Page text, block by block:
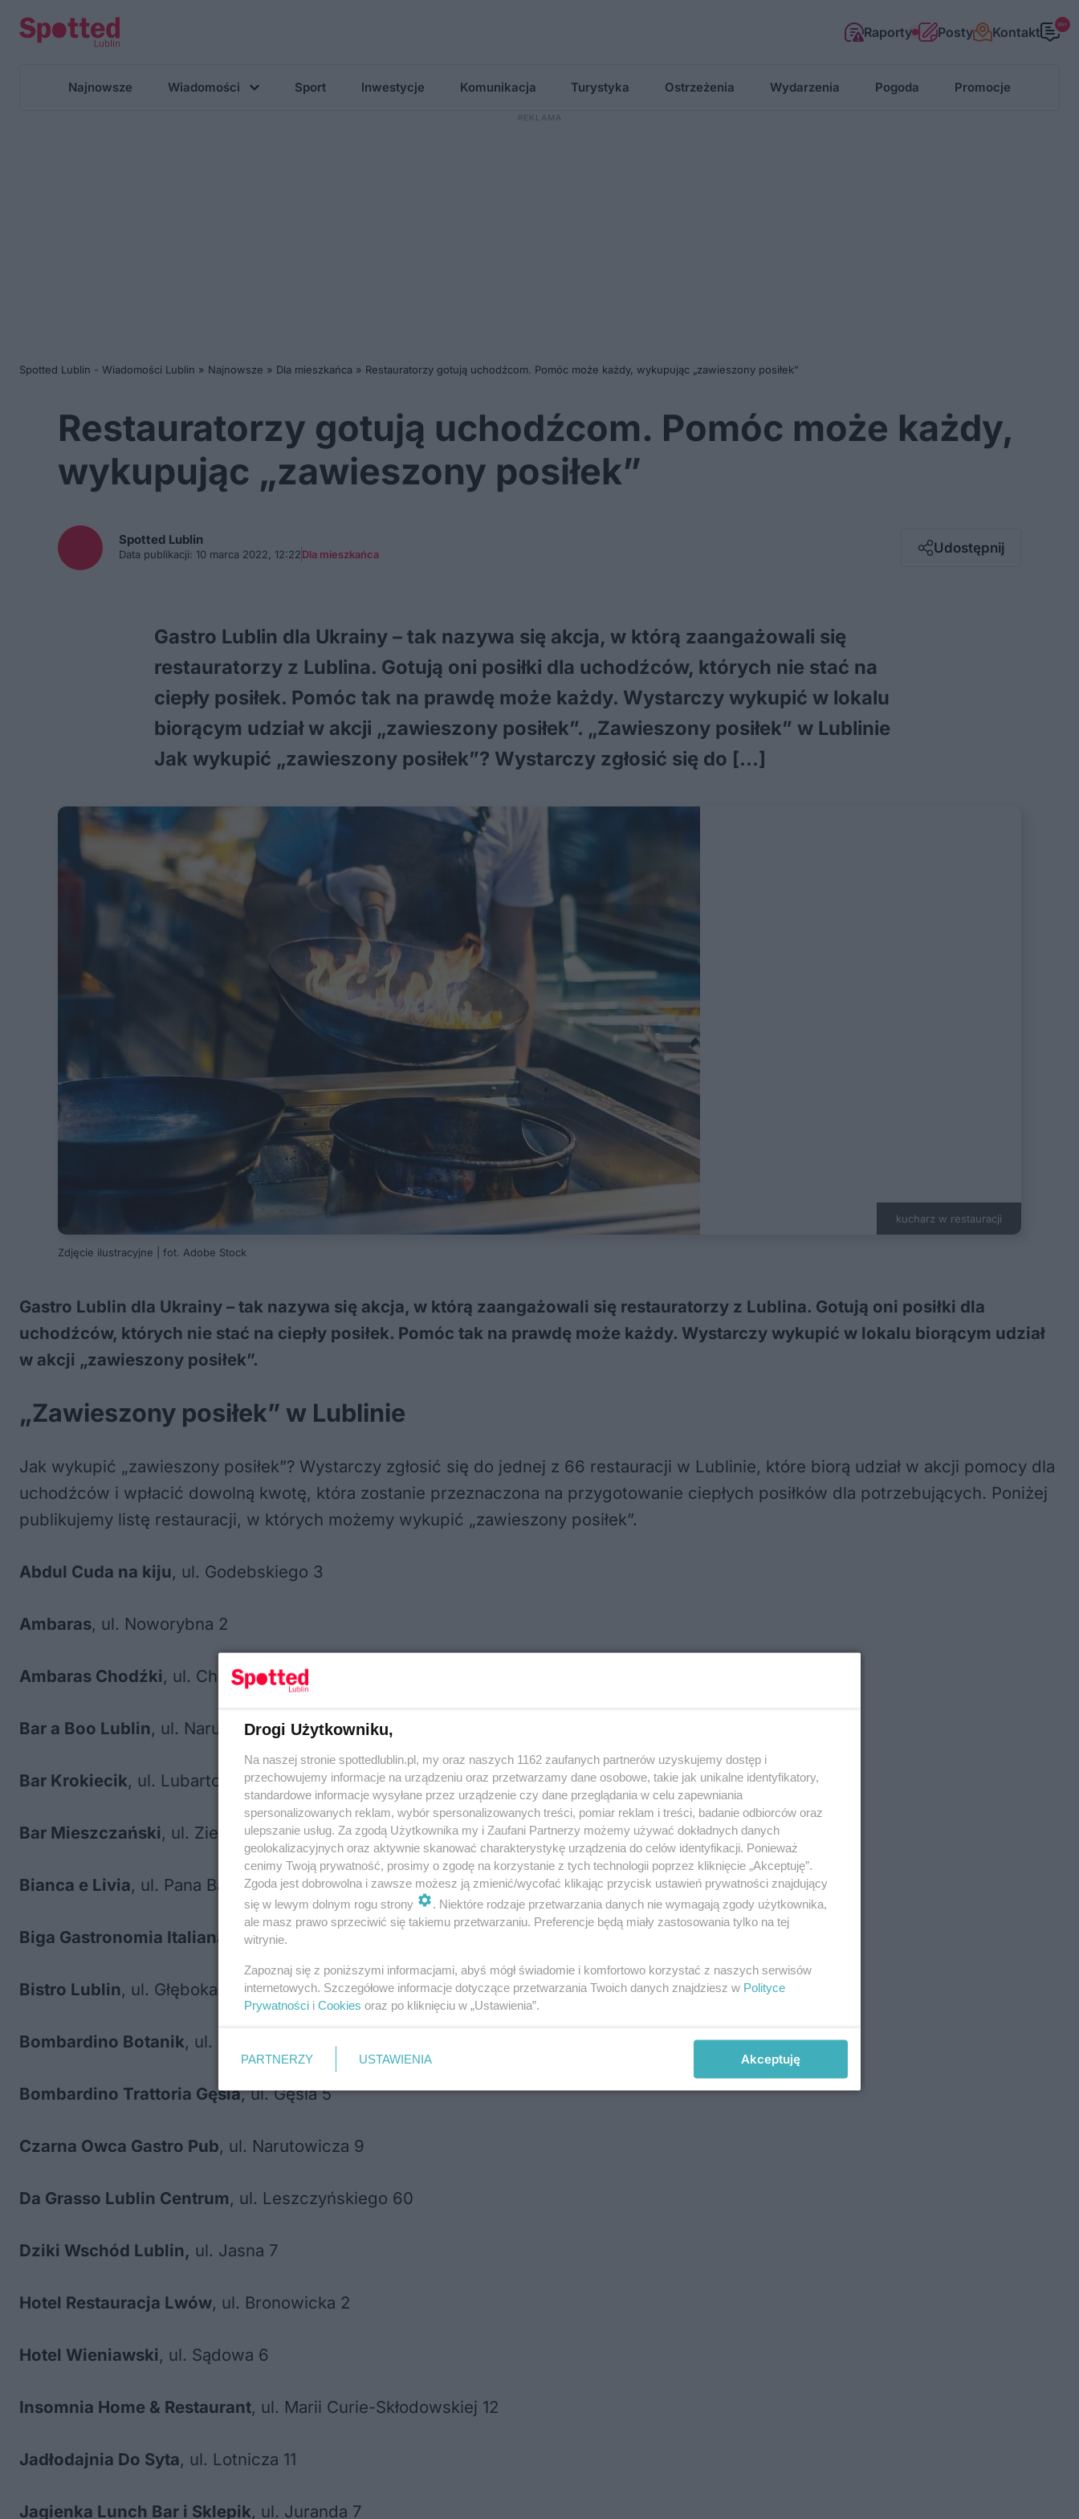
Raporty Posty Kontakt 99+
Najnowsze Wiadomości Sport Inwestycje Komunikacja Turystyka Ostrzeżenia Wydarzenia Pogoda Promocje
Spotted Lublin - Wiadomości Lublin » Najnowsze » Dla mieszkańca » Restauratorzy gotują uchodźcom. Pomóc może każdy, wykupując „zawieszony posiłek”
Restauratorzy gotują uchodźcom. Pomóc może każdy,
wykupując „zawieszony posiłek”
Spotted Lublin
Data publikacji: 10 marca 2022, 12:22Dla mieszkańca Udostępnij
Messenger
Gastro Lublin dla Ukrainy – tak nazywa się akcja, w którą zaangażowali się
restauratorzy z Lublina. Gotują oni posiłki dla uchodźców, których nie stać na
ciepły posiłek. Pomóc tak na prawdę może każdy. Wystarczy wykupić w lokalu
biorącym udział w akcji „zawieszony posiłek”. „Zawieszony posiłek” w Lublinie
Jak wykupić „zawieszony posiłek”? Wystarczy zgłosić się do […]
kucharz w restauracji
Zdjęcie ilustracyjne | fot. Adobe Stock
Gastro Lublin dla Ukrainy – tak nazywa się akcja, w którą zaangażowali się restauratorzy z Lublina. Gotują oni posiłki dla
uchodźców, których nie stać na ciepły posiłek. Pomóc tak na prawdę może każdy. Wystarczy wykupić w lokalu biorącym udział
w akcji „zawieszony posiłek”.
„Zawieszony posiłek” w Lublinie
Jak wykupić „zawieszony posiłek”? Wystarczy zgłosić się do jednej z 66 restauracji w Lublinie, które biorą udział w akcji pomocy dla
uchodźców i wpłacić dowolną kwotę, która zostanie przeznaczona na przygotowanie ciepłych posiłków dla potrzebujących. Poniżej
publikujemy listę restauracji, w których możemy wykupić „zawieszony posiłek”.
Abdul Cuda na kiju, ul. Godebskiego 3
Ambaras, ul. Noworybna 2
Ambaras Chodźki, ul. Chodźki 19
Bar a Boo Lublin, ul. Narutowicza 9
Bar Krokiecik, ul. Lubartowska 17
Bar Mieszczański, ul. Zielona 3
Bianca e Livia, ul. Pana Balcera 6
Biga Gastronomia Italiana , ul. Staszica 10/1B
Bistro Lublin, ul. Głęboka 10
Bombardino Botanik, ul. Sławinkowska 15a
Bombardino Trattoria Gęsia, ul. Gęsia 5
Czarna Owca Gastro Pub, ul. Narutowicza 9
Da Grasso Lublin Centrum, ul. Leszczyńskiego 60
Dziki Wschód Lublin, ul. Jasna 7
Hotel Restauracja Lwów, ul. Bronowicka 2
Hotel Wieniawski, ul. Sądowa 6
Insomnia Home & Restaurant, ul. Marii Curie-Skłodowskiej 12
Jadłodajnia Do Syta, ul. Lotnicza 11
Jagienka Lunch Bar i Sklepik, ul. Juranda 7
Drogi Użytkowniku,
Na naszej stronie spottedlublin.pl, my oraz naszych 1162 zaufanych partnerów uzyskujemy dostęp i
przechowujemy informacje na urządzeniu oraz przetwarzamy dane osobowe, takie jak unikalne identyfikatory,
standardowe informacje wysyłane przez urządzenie czy dane przeglądania w celu zapewniania
spersonalizowanych reklam, wybór spersonalizowanych treści, pomiar reklam i treści, badanie odbiorców oraz
ulepszanie usług. Za zgodą Użytkownika my i Zaufani Partnerzy możemy używać dokładnych danych
geolokalizacyjnych oraz aktywnie skanować charakterystykę urządzenia do celów identyfikacji. Ponieważ
cenimy Twoją prywatność, prosimy o zgodę na korzystanie z tych technologii poprzez kliknięcie „Akceptuję”.
Zgoda jest dobrowolna i zawsze możesz ją zmienić/wycofać klikając przycisk ustawień prywatności znajdujący
się w lewym dolnym rogu strony
. Niektóre rodzaje przetwarzania danych nie wymagają zgody użytkownika,
ale masz prawo sprzeciwić się takiemu przetwarzaniu. Preferencje będą miały zastosowania tylko na tej
witrynie.
Zapoznaj się z poniższymi informacjami, abyś mógł świadomie i komfortowo korzystać z naszych serwisów
internetowych. Szczegółowe informacje dotyczące przetwarzania Twoich danych znajdziesz w Polityce
Prywatności i Cookies oraz po kliknięciu w „Ustawienia”.
PARTNERZY USTAWIENIA Akceptuję